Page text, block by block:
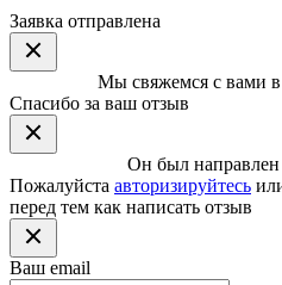
Заявка отправлена
Мы свяжемся с вами
Спасибо за ваш отзыв
Он был
Пожалуйста авторизируйтесь
перед тем как написать отзыв
Ваш email